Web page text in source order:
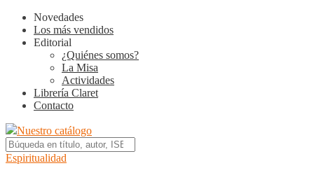
Novedades
Los más vendidos
Editorial
¿Quiénes somos?
La Misa
Actividades
Librería Claret
Contacto
Nuestro catálogo
Espiritualidad